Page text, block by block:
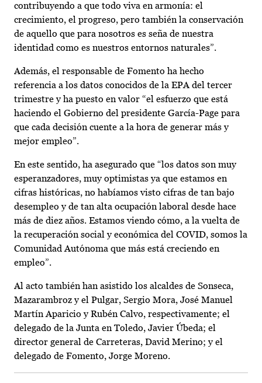
contribuyendo a que todo viva en armonía: el
crecimiento, el progreso, pero también la conservación
de aquello que para nosotros es seña de nuestra
identidad como es nuestros entornos naturales”.
Además, el responsable de Fomento ha hecho
referencia a los datos conocidos de la EPA del tercer
trimestre y ha puesto en valor “el esfuerzo que está
haciendo el Gobierno del presidente García-Page para
que cada decisión cuente a la hora de generar más y
mejor empleo”.
En este sentido, ha asegurado que “los datos son muy
esperanzadores, muy optimistas ya que estamos en
cifras históricas, no habíamos visto cifras de tan bajo
desempleo y de tan alta ocupación laboral desde hace
más de diez años. Estamos viendo cómo, a la vuelta de
la recuperación social y económica del COVID, somos la
Comunidad Autónoma que más está creciendo en
empleo”.
Al acto también han asistido los alcaldes de Sonseca,
Mazarambroz y el Pulgar, Sergio Mora, José Manuel
Martín Aparicio y Rubén Calvo, respectivamente; el
delegado de la Junta en Toledo, Javier Úbeda; el
director general de Carreteras, David Merino; y el
delegado de Fomento, Jorge Moreno.